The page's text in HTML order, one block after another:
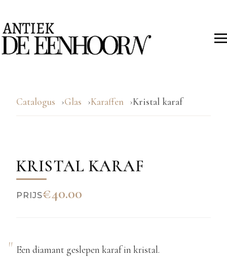
Catalogus Glas Karaffen Kristal karaf
KRISTAL KARAF
PRIJS€40.00
Een diamant geslepen karaf in kristal.